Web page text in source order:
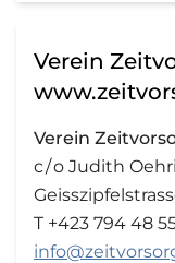
Verein
Verein
c / o Judith Oehri
T +423 794 48